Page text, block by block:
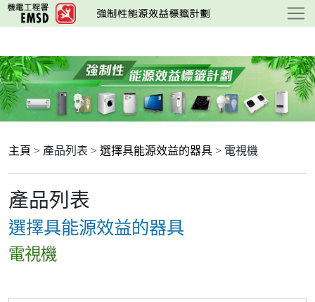
跳
至
要
內
容
主頁 > 產品列表 > 選擇具能源效益的器具 > 電視機
產品列表
選擇具能源效益的器具
電視機